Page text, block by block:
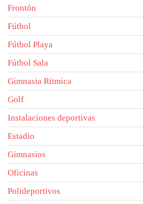
Frontón
Fútbol
Fútbol Playa
Fútbol Sala
Gimnasia Rítmica
Golf
Instalaciones deportivas
Estadio
Gimnasios
Oficinas
Polideportivos